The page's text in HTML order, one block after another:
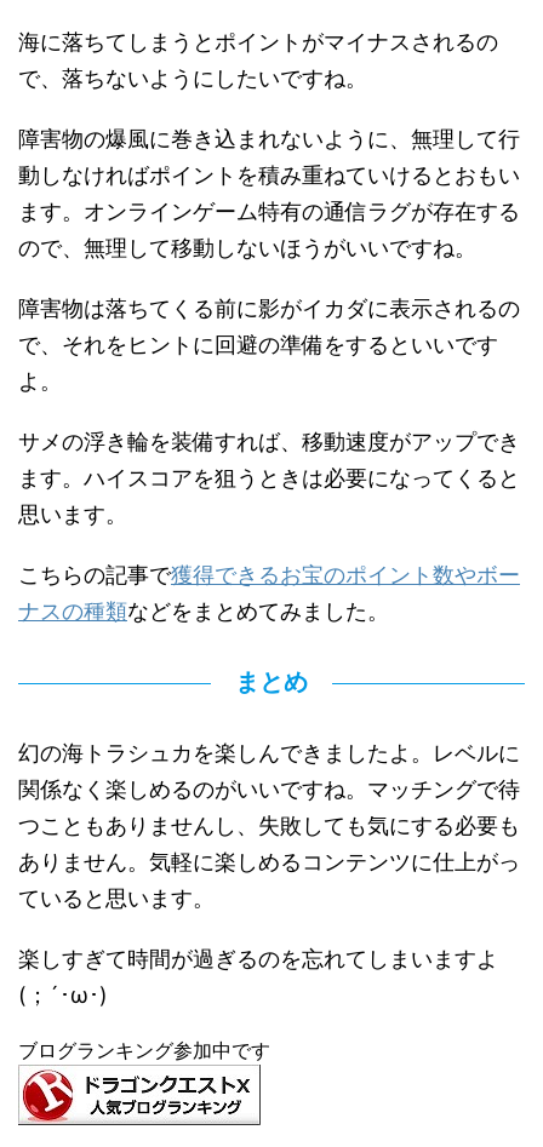
海に落ちてしまうとポイントがマイナスされるの
で、落ちないようにしたいですね。
障害物の爆風に巻き込まれないように、無理して行
動しなければポイントを積み重ねていけるとおもい
ます。オンラインゲーム特有の通信ラグが存在する
ので、無理して移動しないほうがいいですね。
障害物は落ちてくる前に影がイカダに表示されるの
で、それをヒントに回避の準備をするといいです
よ。
サメの浮き輪を装備すれば、移動速度がアップでき
ます。ハイスコアを狙うときは必要になってくると
思います。
こちらの記事で獲得できるお宝のポイント数やボー
ナスの種類などをまとめてみました。
まとめ
幻の海トラシュカを楽しんできましたよ。レベルに
関係なく楽しめるのがいいですね。マッチングで待
つこともありませんし、失敗しても気にする必要も
ありません。気軽に楽しめるコンテンツに仕上がっ
ていると思います。
楽しすぎて時間が過ぎるのを忘れてしまいますよ
(；´･ω･)
ブログランキング参加中です